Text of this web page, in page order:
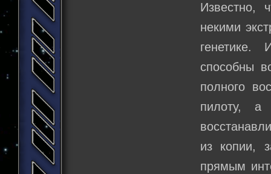
Известно,
некими
генетике.
способны
полного
пилоту, а
из копии,
прямым